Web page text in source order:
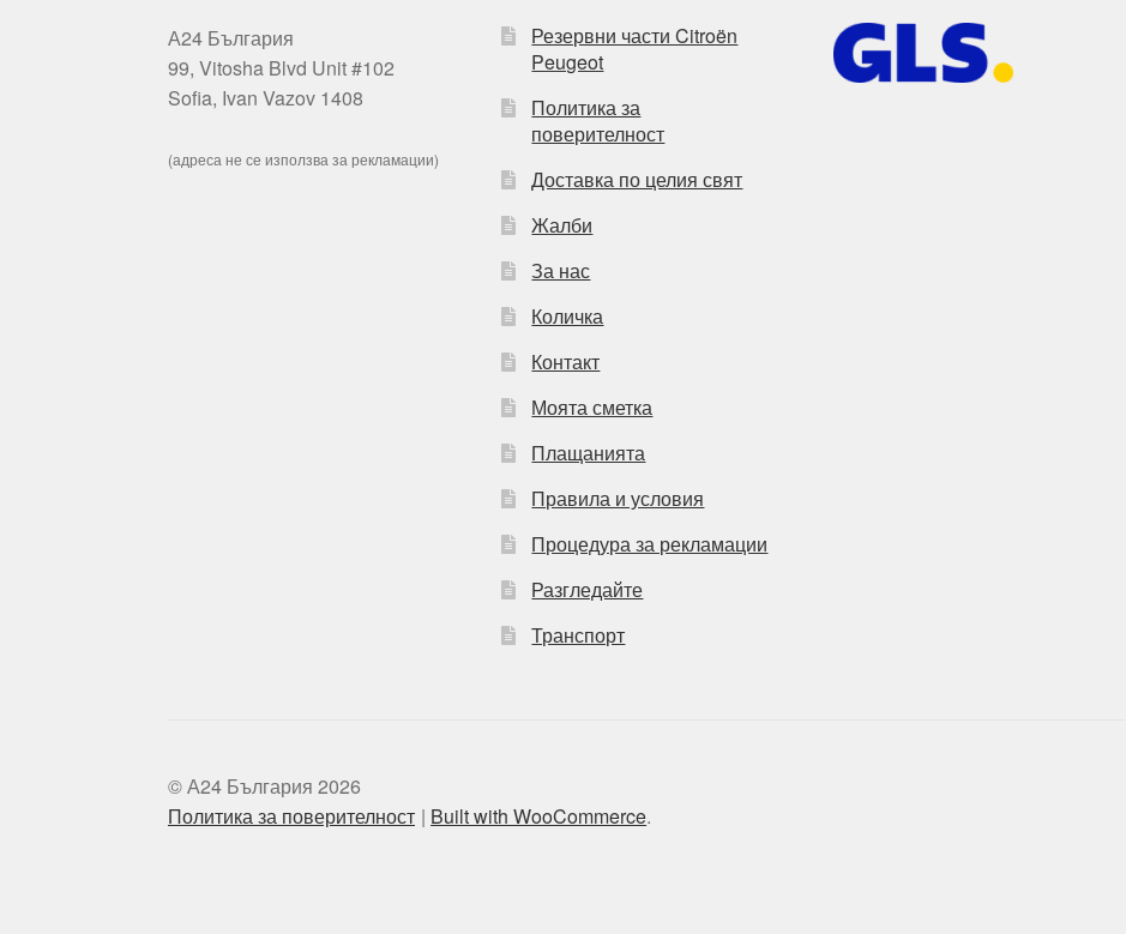
А24 България
99, Vitosha Blvd Unit #102
Sofia, Ivan Vazov 1408
(адреса не се използва за рекламации)
Резервни части Citroën
Peugeot
Политика за
поверителност
Доставка по целия свят
Жалби
За нас
Количка
Контакт
Моята сметка
Плащанията
Правила и условия
Процедура за рекламации
Разгледайте
Транспорт
© А24 България 2026
Политика за поверителност
Built with WooCommerce.